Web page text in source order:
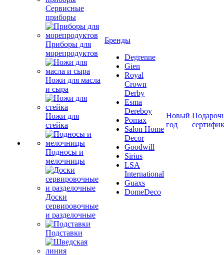
Сервисные
приборы
Приборы для
морепродуктов
Ножи для масла
и сыра
Ножи для
стейка
Подносы и
мелочницы
Доски
сервировочные
и разделочные
Подставки
Бренды
Degrenne
Gien
Royal
Crown
Derby
Esma
Dereboy
Pomax
Salon Home
Decor
Goodwill
Sirius
LSA
International
Guaxs
DomeDeco
Новый
год